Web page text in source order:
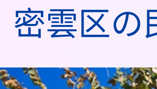
密雲区の